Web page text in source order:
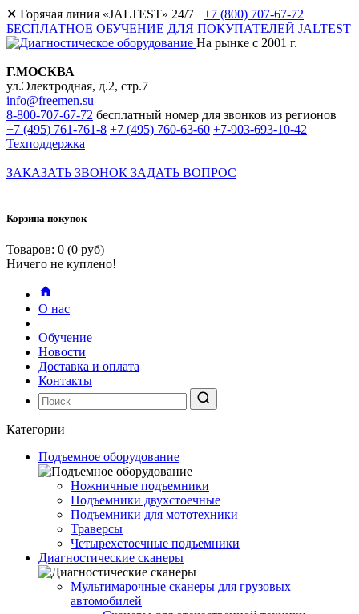
✕ Горячая линия «JALTEST» 24/7 +7 (800) 707-67-72
БЕСПЛАТНОЕ ОБУЧЕНИЕ ДЛЯ ПОКУПАТЕЛЕЙ JALTEST
На рынке с 2001 г.
Г.МОСКВА
ул.Электродная, д.2, стр.7
info@freemen.su
8-800-707-67-72 бесплатный номер для звонков из регионов
+7 (495) 761-761-8 +7 (495) 760-63-60 +7-903-693-10-42
Техподдержка
ЗАКАЗАТЬ ЗВОНОК ЗАДАТЬ ВОПРОС
Корзина покупок
Товаров: 0 (0 руб)
Ничего не куплено!
О нас
Обучение
Новости
Доставка и оплата
Контакты
Категории
Подъемное оборудование
Ножничные подъемники
Подъемники двухстоечные
Подъемники для мототехники
Траверсы
Четырехстоечные подъемники
Диагностические сканеры
Мультимарочные сканеры для грузовых
автомобилей